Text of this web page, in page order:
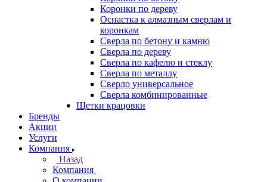
Коронки по дереву
Оснастка к алмазным сверлам и
коронкам
Сверла по бетону и камню
Сверла по дереву
Сверла по кафелю и стеклу
Сверла по металлу
Сверло универсальное
Сверла комбинированные
Щетки крацовки
Бренды
Акции
Услуги
Компания
Назад
Компания